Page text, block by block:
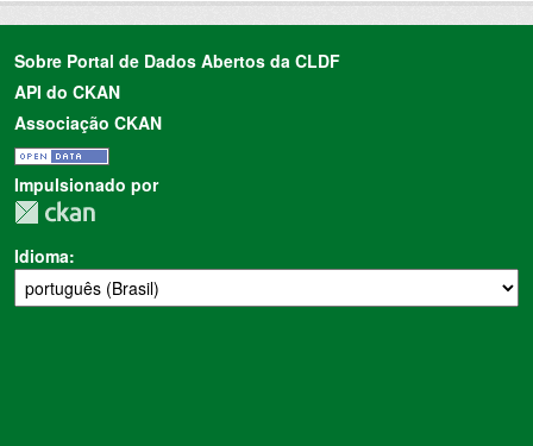
Sobre Portal de Dados Abertos da CLDF
API do CKAN
Associação CKAN
Impulsionado por
Idioma